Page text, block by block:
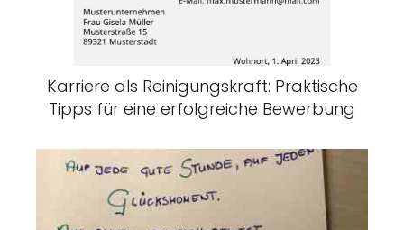
Karriere als Reinigungskraft: Praktische
Tipps für eine erfolgreiche Bewerbung